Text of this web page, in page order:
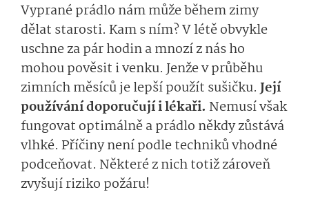
Vyprané prádlo nám může během zimy
dělat starosti. Kam s ním? V létě obvykle
uschne za pár hodin a mnozí z nás ho
mohou pověsit i venku. Jenže v průběhu
zimních měsíců je lepší použít sušičku.Její
používání doporučují i lékaři. Nemusí však
fungovat optimálně a prádlo někdy zůstává
vlhké. Příčiny není podle techniků vhodné
podceňovat. Některé z nich totiž zároveň
zvyšují riziko požáru!